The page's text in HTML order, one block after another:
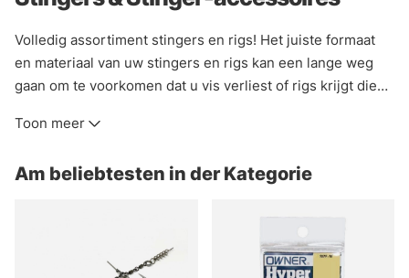
Volledig assortiment stingers en rigs! Het juiste formaat
en materiaal van uw stingers en rigs kan een lange weg
gaan om te voorkomen dat u vis verliest of rigs krijgt die
opties op de markt voor de meeste soorten aas. Voor het
titaniumdraad omdat die meer vis vasthouden. Een beetje
winkel en we laten je zien hoe je je eigen kunstaas maakt.
Toon meer
Am beliebtesten in der Kategorie